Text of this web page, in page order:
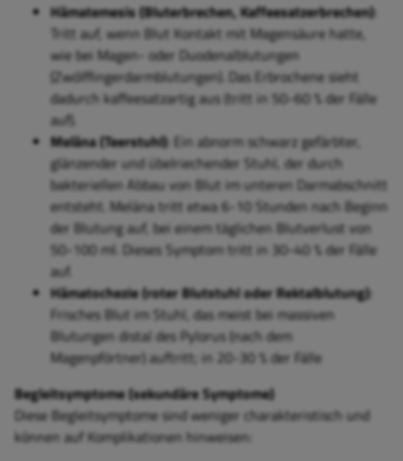
Hämatemesis (Bluterbrechen, Kaffeesatzerbrechen):
Tritt auf, wenn Blut Kontakt mit Magensäure hatte,
wie bei Magen- oder Duodenalblutungen
(Zwölffingerdarmblutungen). Das Erbrochene sieht
dadurch kaffeesatzartig aus (tritt in 50-60 % der Fälle
auf).
Meläna (Teerstuhl): Ein abnorm schwarz gefärbter,
glänzender und übelriechender Stuhl, der durch
bakteriellen Abbau von Blut im unteren Darmabschnitt
entsteht. Meläna tritt etwa 6-10 Stunden nach Beginn
der Blutung auf, bei einem täglichen Blutverlust von
50-100 ml. Dieses Symptom tritt in 30-40 % der Fälle
auf.
Hämatochezie (roter Blutstuhl oder Rektalblutung):
Frisches Blut im Stuhl, das meist bei massiven
Blutungen distal des Pylorus (nach dem
Magenpförtner) auftritt; in 20-30 % der Fälle
Begleitsymptome (sekundäre Symptome)
Diese Begleitsymptome sind weniger charakteristisch und
können auf Komplikationen hinweisen: